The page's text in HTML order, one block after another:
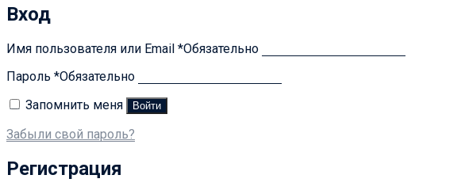
Вход
Имя пользователя или Email *Обязательно
Пароль *Обязательно
Запомнить меня
Войти
Забыли свой пароль?
Регистрация